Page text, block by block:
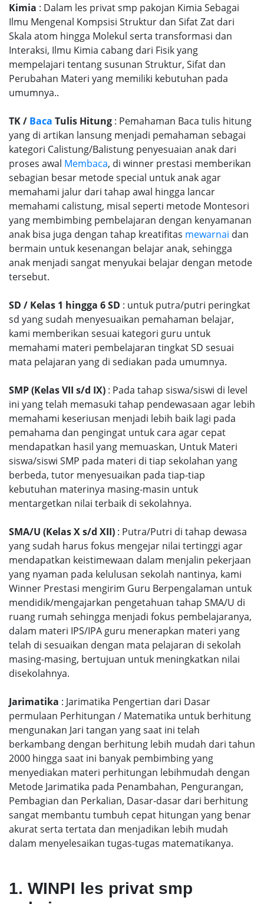
Kimia : Dalam les privat smp pakojan Kimia Sebagai
Ilmu Mengenal Kompsisi Struktur dan Sifat Zat dari
Skala atom hingga Molekul serta transformasi dan
Interaksi, Ilmu Kimia cabang dari Fisik yang
mempelajari tentang susunan Struktur, Sifat dan
Perubahan Materi yang memiliki kebutuhan pada
umumnya..
TK / Baca Tulis Hitung : Pemahaman Baca tulis hitung
yang di artikan lansung menjadi pemahaman sebagai
kategori Calistung/Balistung penyesuaian anak dari
proses awal Membaca, di winner prestasi memberikan
sebagian besar metode special untuk anak agar
memahami jalur dari tahap awal hingga lancar
memahami calistung, misal seperti metode Montesori
yang membimbing pembelajaran dengan kenyamanan
anak bisa juga dengan tahap kreatifitas mewarnai dan
bermain untuk kesenangan belajar anak, sehingga
anak menjadi sangat menyukai belajar dengan metode
tersebut.
SD / Kelas 1 hingga 6 SD : untuk putra/putri peringkat
sd yang sudah menyesuaikan pemahaman belajar,
kami memberikan sesuai kategori guru untuk
memahami materi pembelajaran tingkat SD sesuai
mata pelajaran yang di sediakan pada umumnya.
SMP (Kelas VII s/d IX) : Pada tahap siswa/siswi di level
ini yang telah memasuki tahap pendewasaan agar lebih
memahami keseriusan menjadi lebih baik lagi pada
pemahama dan pengingat untuk cara agar cepat
mendapatkan hasil yang memuaskan, Untuk Materi
siswa/siswi SMP pada materi di tiap sekolahan yang
berbeda, tutor menyesuaikan pada tiap-tiap
kebutuhan materinya masing-masin untuk
mentargetkan nilai terbaik di sekolahnya.
SMA/U (Kelas X s/d XII) : Putra/Putri di tahap dewasa
yang sudah harus fokus mengejar nilai tertinggi agar
mendapatkan keistimewaan dalam menjalin pekerjaan
yang nyaman pada kelulusan sekolah nantinya, kami
Winner Prestasi mengirim Guru Berpengalaman untuk
mendidik/mengajarkan pengetahuan tahap SMA/U di
ruang rumah sehingga menjadi fokus pembelajaranya,
dalam materi IPS/IPA guru menerapkan materi yang
telah di sesuaikan dengan mata pelajaran di sekolah
masing-masing, bertujuan untuk meningkatkan nilai
disekolahnya.
Jarimatika : Jarimatika Pengertian dari Dasar
permulaan Perhitungan / Matematika untuk berhitung
mengunakan Jari tangan yang saat ini telah
berkambang dengan berhitung lebih mudah dari tahun
2000 hingga saat ini banyak pembimbing yang
menyediakan materi perhitungan lebihmudah dengan
Metode Jarimatika pada Penambahan, Pengurangan,
Pembagian dan Perkalian, Dasar-dasar dari berhitung
sangat membantu tumbuh cepat hitungan yang benar
akurat serta tertata dan menjadikan lebih mudah
dalam menyelesaikan tugas-tugas matematikanya.
1. WINPI les privat smp